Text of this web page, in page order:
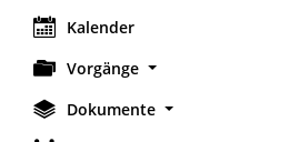
Kalender
Vorgänge
Dokumente